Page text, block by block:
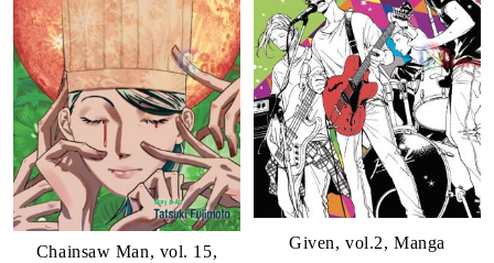
Chainsaw Man, vol. 15,
Given, vol.2, Manga